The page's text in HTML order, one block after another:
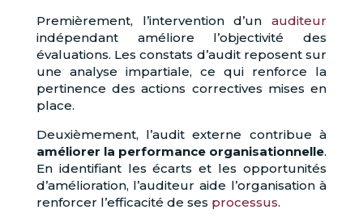
Premièrement, l’intervention d’unauditeur
indépendant améliore l’objectivité des
évaluations. Les constats d’audit reposent sur
une analyse impartiale, ce qui renforce la
pertinence des actions correctives mises en
place.
Deuxièmement, l’audit externe contribue à
améliorer la performance organisationnelle.
En identifiant les écarts et les opportunités
d’amélioration, l’auditeur aide l’organisation à
renforcer l’efficacité de ses processus.